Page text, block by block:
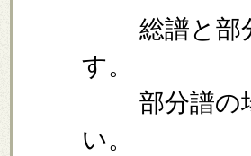
総譜と部分
す。
部分譜の場
い。